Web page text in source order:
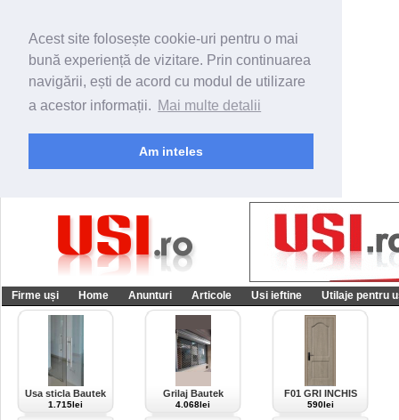
Acest site folosește cookie-uri pentru o mai
bună experiență de vizitare. Prin continuarea
navigării, ești de acord cu modul de utilizare
a acestor informații. Mai multe detalii
Am inteles
Firme uși Home Anunturi Articole Usi ieftine Utilaje pentru
Usa sticla Bautek
1.715lei
Grilaj Bautek
4.068lei
F01 GRI INCHIS
590lei